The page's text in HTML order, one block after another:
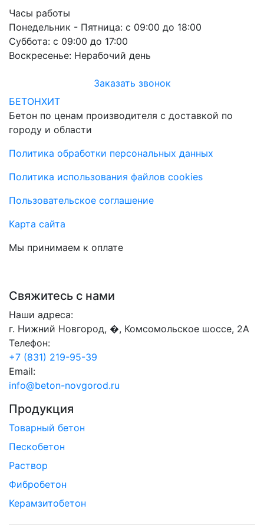
Часы работы
Понедельник - Пятница: с 09:00 до 18:00
Суббота: с 09:00 до 17:00
Воскресенье: Нерабочий день
Заказать звонок
БЕТОНХИТ
Бетон по ценам производителя с доставкой по
городу и области
Политика обработки персональных данных
Политика использования файлов cookies
Пользовательское соглашение
Карта сайта
Мы принимаем к оплате
Свяжитесь с нами
Наши адреса:
г. Нижний Новгород, �, Комсомольское шоссе, 2А
Телефон:
+7 (831) 219-95-39
Email:
info@beton-novgorod.ru
Продукция
Товарный бетон
Пескобетон
Раствор
Фибробетон
Керамзитобетон